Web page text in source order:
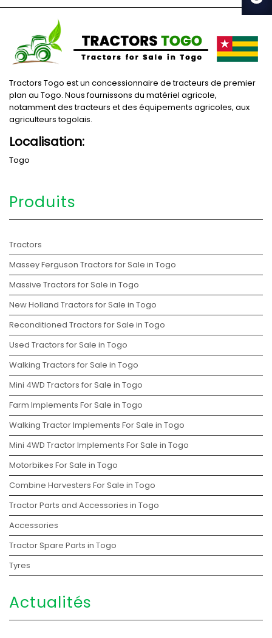
Tractors Togo est un concessionnaire de tracteurs de premier
plan au Togo. Nous fournissons du matériel agricole,
notamment des tracteurs et des équipements agricoles, aux
agriculteurs togolais.
Localisation:
Togo
Produits
Tractors
Massey Ferguson Tractors for Sale in Togo
Massive Tractors for Sale in Togo
New Holland Tractors for Sale in Togo
Reconditioned Tractors for Sale in Togo
Used Tractors for Sale in Togo
Walking Tractors for Sale in Togo
Mini 4WD Tractors for Sale in Togo
Farm Implements For Sale in Togo
Walking Tractor Implements For Sale in Togo
Mini 4WD Tractor Implements For Sale in Togo
Motorbikes For Sale in Togo
Combine Harvesters For Sale in Togo
Tractor Parts and Accessories in Togo
Accessories
Tractor Spare Parts in Togo
Tyres
Actualités